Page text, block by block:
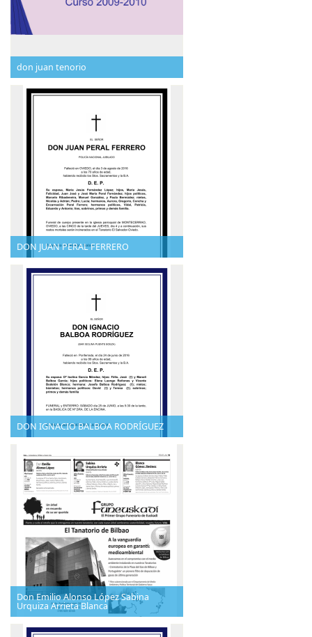
don juan tenorio
DON JUAN PERAL FERRERO
DON IGNACIO BALBOA RODRÍGUEZ
Don Emilio Alonso López Sabina
Urquiza Arrieta Blanca